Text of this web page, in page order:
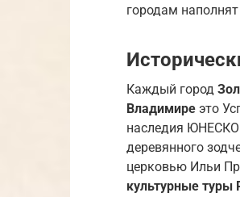
городам
Каждый город
Владимире это
наследия
деревянного
церковью Ильи
культурные